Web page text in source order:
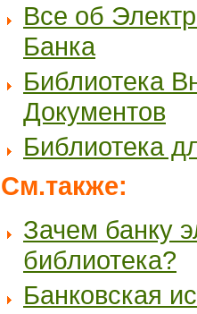
Все об
Банка
Библиотека
Документов
Библиотека
См.также:
Зачем банку
библиотека?
Банковская